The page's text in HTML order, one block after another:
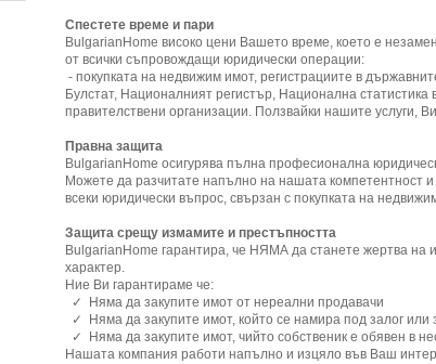
Спестете време и пари
BulgarianHome високо цени Вашето време, което е
от всички съпровождащи юридически операции:
- покупката на недвижим имот, регистрациите в
Булстат, Националният регистър, Национална
правителствени организации. Ползвайки нашите услуги,
Правна защита
BulgarianHome осигурява пълна професионална
Можете да разчитате напълно на нашата компетентност
всеки юридически въпрос, свързан с покупката на
Защита срещу измамите и престъпността
BulgarianHome гарантира, че НЯМА да станете жертва на
характер.
Ние Ви гарантираме че:
✓ Няма да закупите имот от нереални продавачи
✓ Няма да закупите имот, който се намира под залог или
✓ Няма да закупите имот, чийто собственик е обявен в
Нашата компания работи напълно и изцяло във Ваш